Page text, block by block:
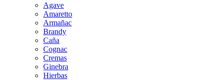
Agave
Amaretto
Armañac
Brandy
Caña
Cognac
Cremas
Ginebra
Hierbas